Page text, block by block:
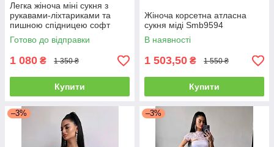
Легка жіноча міні сукня з
рукавами-ліхтариками та
пишною спідницею софт
Sms8406
Готово до відправки
1 080 ₴ 1 350 ₴
Купити
Жіноча корсетна атласна
сукня міді Smb9594
В наявності
1 503,50 ₴ 1 550 ₴
Купити
–3% –3%